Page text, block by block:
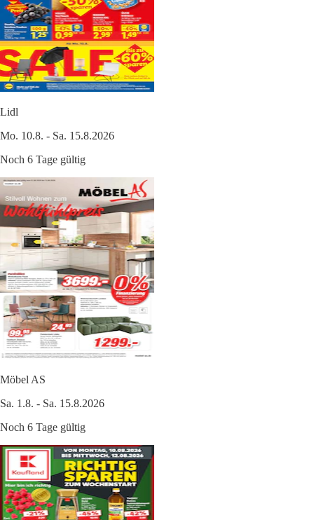
Lidl
Mo. 10.8. - Sa. 15.8.2026
Noch 6 Tage gültig
Möbel AS
Sa. 1.8. - Sa. 15.8.2026
Noch 6 Tage gültig